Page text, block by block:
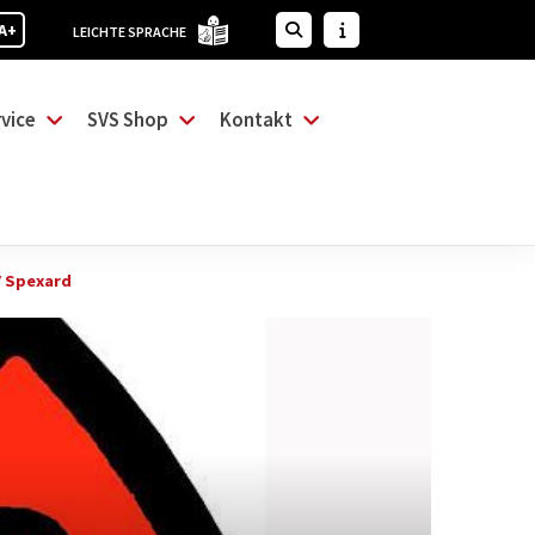
LEICHTE SPRACHE
SVS Shop Kontakt
Spexard